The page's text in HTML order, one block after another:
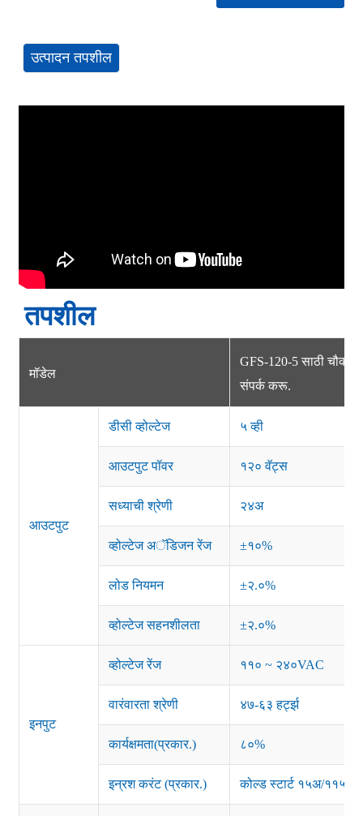
उत्पादन तपशील
तपशील
मॉडेल
GFS-120-5 साठी
संपर्क करू.
आउटपुट
डीसी व्होल्टेज ५ व्ही
आउटपुट पॉवर १२० वॅट्स
सध्याची श्रेणी २४अ
व्होल्टेज अॅडिजन रेंज ±१०%
लोड नियमन ±२.०%
व्होल्टेज सहनशीलता ±२.०%
इनपुट
व्होल्टेज रेंज ११० ~ २४०VAC
वारंवारता श्रेणी ४७-६३ हर्ट्झ
कार्यक्षमता(प्रकार.) ८०%
इन्रश करंट (प्रकार.) कोल्ड स्टार्ट १५अ/